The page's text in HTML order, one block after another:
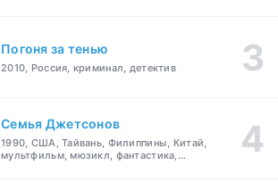
Погоня за тенью
2010, Россия, криминал, детектив
Семья Джетсонов
1990, США, Тайвань, Филиппины, Китай,
мультфильм, мюзикл, фантастика,